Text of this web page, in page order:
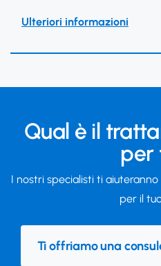
Ulteriori informazioni
Qual è il
per
I nostri specialisti ti
per il
Ti offriamo una